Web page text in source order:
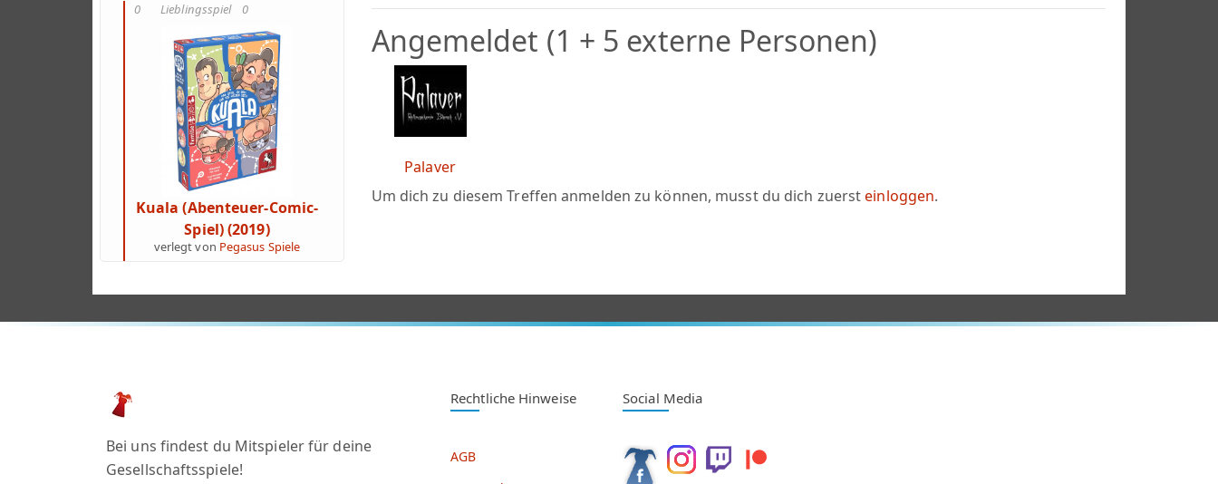
0 Lieblingsspiel 0
Kuala (Abenteuer-Comic-
Spiel) (2019)
verlegt von Pegasus Spiele
Angemeldet (1 + 5 externe Personen)
Palaver
Um dich zu diesem Treffen anmelden zu können, musst du dich zuersteinloggen.
Bei uns findest du Mitspieler für deine
Gesellschaftsspiele!
Rechtliche Hinweise
AGB
Social Media